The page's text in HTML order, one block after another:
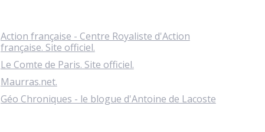
Action française - Centre Royaliste d'Action
française. Site officiel.
Le Comte de Paris. Site officiel.
Maurras.net.
Géo Chroniques - le blogue d'Antoine de Lacoste